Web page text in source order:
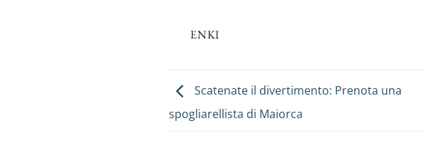
ENKI
Scatenate il divertimento: Prenota una
spogliarellista di Maiorca